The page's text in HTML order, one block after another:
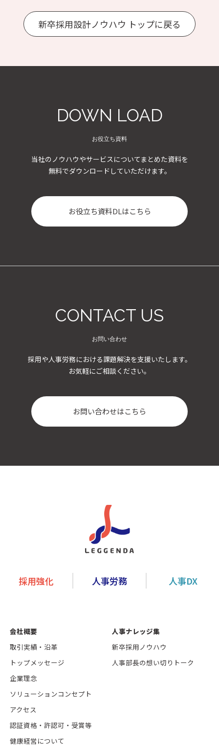
新卒採用設計ノウハウ トップに戻る
DOWN LOAD
お役立ち資料
当社のノウハウやサービスについてまとめた資料を
無料でダウンロードしていただけます。
お役立ち資料DLはこちら
CONTACT US
お問い合わせ
採用や人事労務における課題解決を支援いたします。
お気軽にご相談ください。
お問い合わせはこちら
採用強化 人事労務 人事DX
会社概要
取引実績・沿革
トップメッセージ
企業理念
ソリューションコンセプト
アクセス
認証資格・許認可・受賞等
健康経営について
人事ナレッジ集
新卒採用ノウハウ
人事部長の想い切りトーク